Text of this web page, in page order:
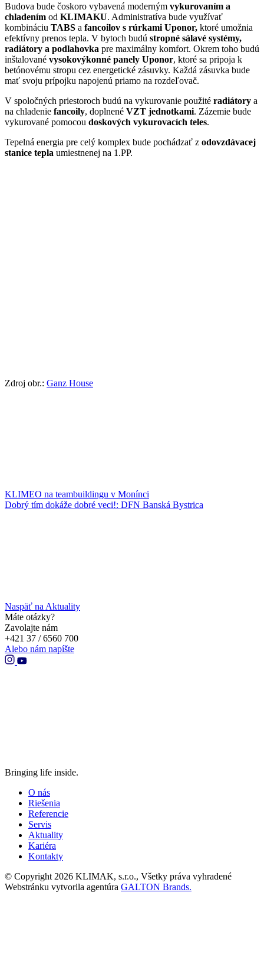
Budova bude čoskoro vybavená moderným vykurovaním a
chladením od KLIMAKU. Administratíva bude využívať
kombináciu TABS a fancoilov s rúrkami Uponor, ktoré umožnia
efektívny prenos tepla. V bytoch budú stropné sálavé systémy,
radiátory a podlahovka pre maximálny komfort. Okrem toho budú
inštalované vysokovýkonné panely Uponor, ktoré sa pripoja k
betónovému stropu cez energetické zásuvky. Každá zásuvka bude
mať svoju prípojku napojenú priamo na rozdeľovač.
V spoločných priestoroch budú na vykurovanie použité radiátory a
na chladenie fancoily, doplnené VZT jednotkami. Zázemie bude
vykurované pomocou doskových vykurovacích teles.
Tepelná energia pre celý komplex bude pochádzať z odovzdávacej
stanice tepla umiestnenej na 1.PP.
Zdroj obr.: Ganz House
KLIMEO na teambuildingu v Monínci
Dobrý tím dokáže dobré veci!: DFN Banská Bystrica
Naspäť na Aktuality
Máte otázky?
Zavolajte nám
+421 37 / 6560 700
Alebo nám napíšte
Bringing life inside.
O nás
Riešenia
Referencie
Servis
Aktuality
Kariéra
Kontakty
© Copyright 2026 KLIMAK, s.r.o., Všetky práva vyhradené
Webstránku vytvorila agentúra GALTON Brands.